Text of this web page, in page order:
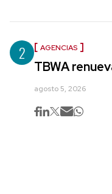
2 AGENCIAS
TBWA
agosto 5, 2026